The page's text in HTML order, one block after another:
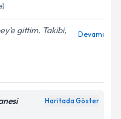
gittim. Takibi,
Devamı
Haritada Göster